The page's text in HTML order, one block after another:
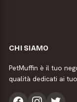
CHI SIAMO
PetMuffin è il tuo
qualità dedicati ai